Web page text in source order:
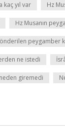
kaç yıl var Hz
Hz Musanın
peygamber
ne istedi
giremedi